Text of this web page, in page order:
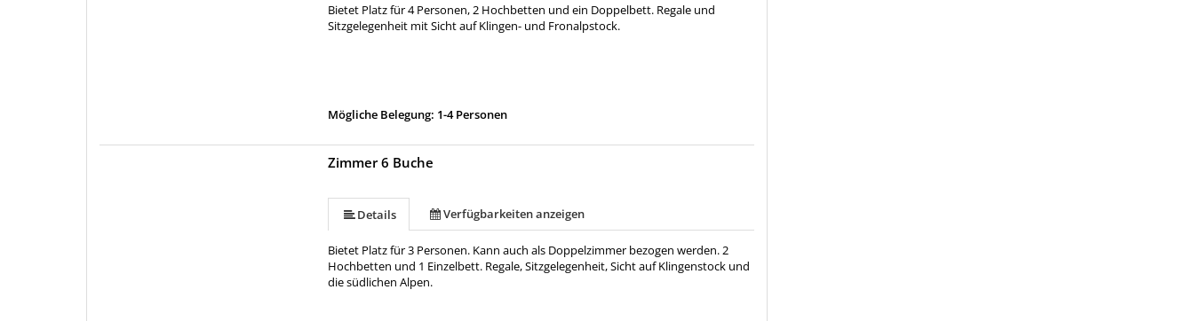
Bietet Platz für 4 Personen, 2 Hochbetten und ein Doppelbett. Regale und
Sitzgelegenheit mit Sicht auf Klingen- und Fronalpstock.
Mögliche Belegung: 1-4 Personen
Zimmer 6 Buche
Details Verfügbarkeiten anzeigen
Bietet Platz für 3 Personen. Kann auch als Doppelzimmer bezogen werden. 2
Hochbetten und 1 Einzelbett. Regale, Sitzgelegenheit, Sicht auf Klingenstock und
die südlichen Alpen.